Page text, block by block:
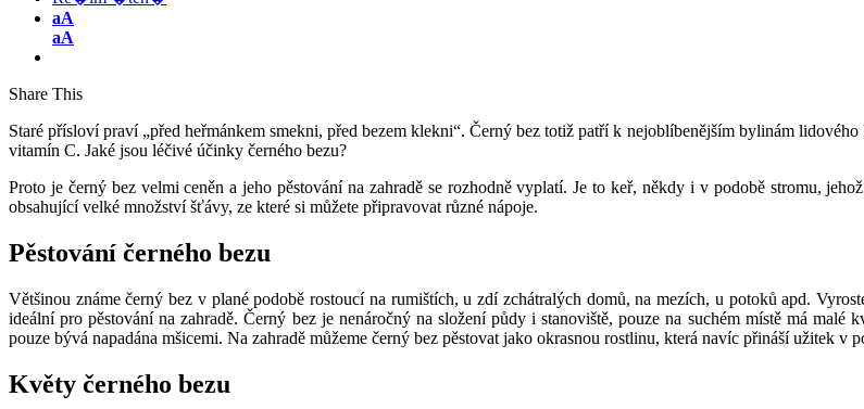
aA
aA
Share This
Staré přísloví praví „před heřmánkem smekni, před bezem klekni“. Černý bez totiž patří k nejoblíbenějším bylinám
vitamín C. Jaké jsou léčivé účinky černého bezu?
Proto je černý bez velmi ceněn a jeho pěstování na zahradě se rozhodně vyplatí. Je to keř, někdy i v podobě stromu,
obsahující velké množství šťávy, ze které si můžete připravovat různé nápoje.
Pěstování černého bezu
Většinou známe černý bez v plané podobě rostoucí na rumištích, u zdí zchátralých domů, na mezích, u potoků apd.
ideální pro pěstování na zahradě. Černý bez je nenáročný na složení půdy i stanoviště, pouze na suchém místě má malé
pouze bývá napadána mšicemi. Na zahradě můžeme černý bez pěstovat jako okrasnou rostlinu, která navíc přináší užitek v
Květy černého bezu